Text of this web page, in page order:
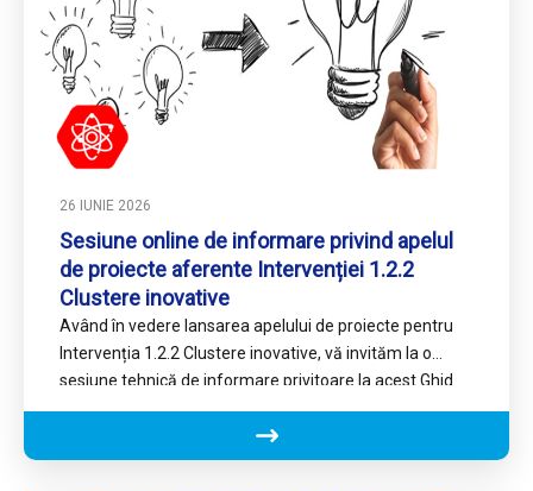
26 IUNIE 2026
Sesiune online de informare privind apelul
de proiecte aferente Intervenției 1.2.2
Clustere inovative
Având în vedere lansarea apelului de proiecte pentru
Intervenția 1.2.2 Clustere inovative, vă invităm la o
sesiune tehnică de informare privitoare la acest Ghid.
Evenimentul…